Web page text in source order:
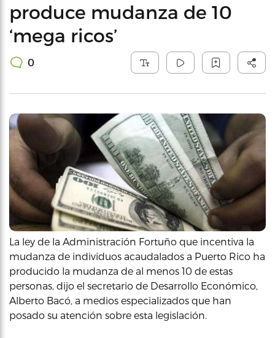
produce mudanza de 10
‘mega ricos’
0
La ley de la Administración Fortuño que incentiva la
mudanza de individuos acaudalados a Puerto Rico ha
producido la mudanza de al menos 10 de estas
personas, dijo el secretario de Desarrollo Económico,
Alberto Bacó, a medios especializados que han
posado su atención sobre esta legislación.